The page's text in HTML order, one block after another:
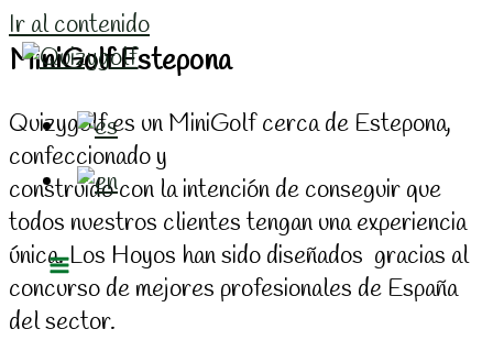
Ir al contenido
MiniGolf Estepona
Quizygolf es un MiniGolf cerca de Estepona,
confeccionado y
construido con la intención de conseguir que
todos nuestros clientes tengan una experiencia
única. Los Hoyos han sido diseñados gracias al
concurso de mejores profesionales de España
del sector.